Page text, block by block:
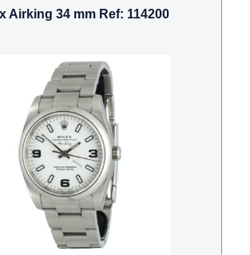
Airking 34 mm Ref: 114200